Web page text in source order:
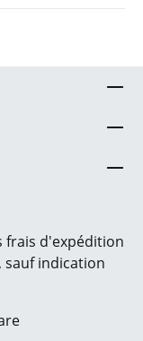
frais d'expédition
sauf indication